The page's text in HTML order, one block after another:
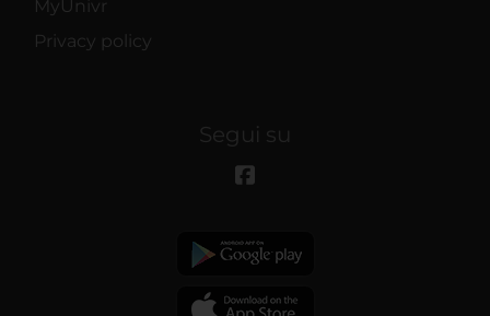
MyUnivr
Privacy policy
Segui su